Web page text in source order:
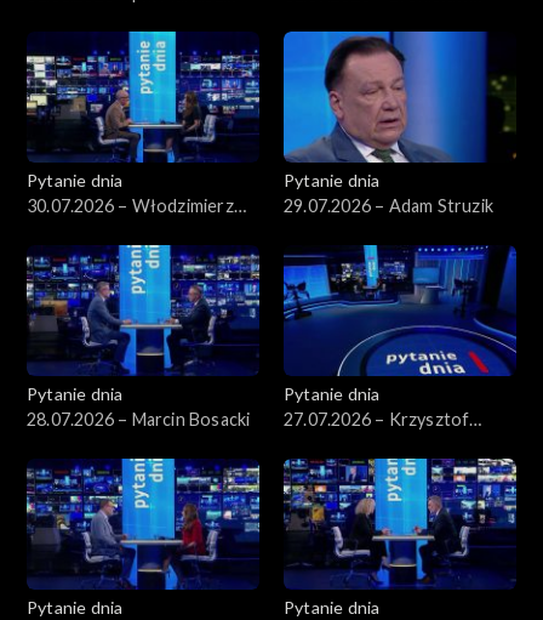
Pytanie dnia
30.07.2026 – Włodzimierz
Pytanie dnia
29.07.2026 – Adam Struzik
Pytanie dnia
28.07.2026 – Marcin Bosacki
Pytanie dnia
27.07.2026 – Krzysztof
Pytanie dnia
Pytanie dnia